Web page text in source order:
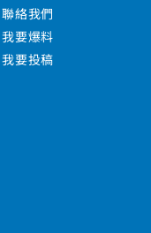
聯絡我們
我要爆料
我要投稿